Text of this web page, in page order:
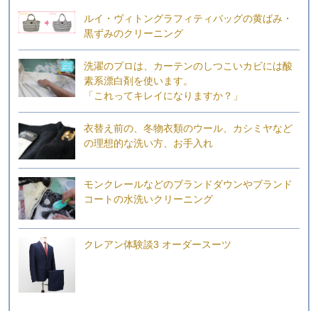
ルイ・ヴィトングラフィティバッグの黄ばみ・
黒ずみのクリーニング
洗濯のプロは、カーテンのしつこいカビには酸
素系漂白剤を使います。
「これってキレイになりますか？」
衣替え前の、冬物衣類のウール、カシミヤなど
の理想的な洗い方、お手入れ
モンクレールなどのブランドダウンやブランド
コートの水洗いクリーニング
クレアン体験談3 オーダースーツ